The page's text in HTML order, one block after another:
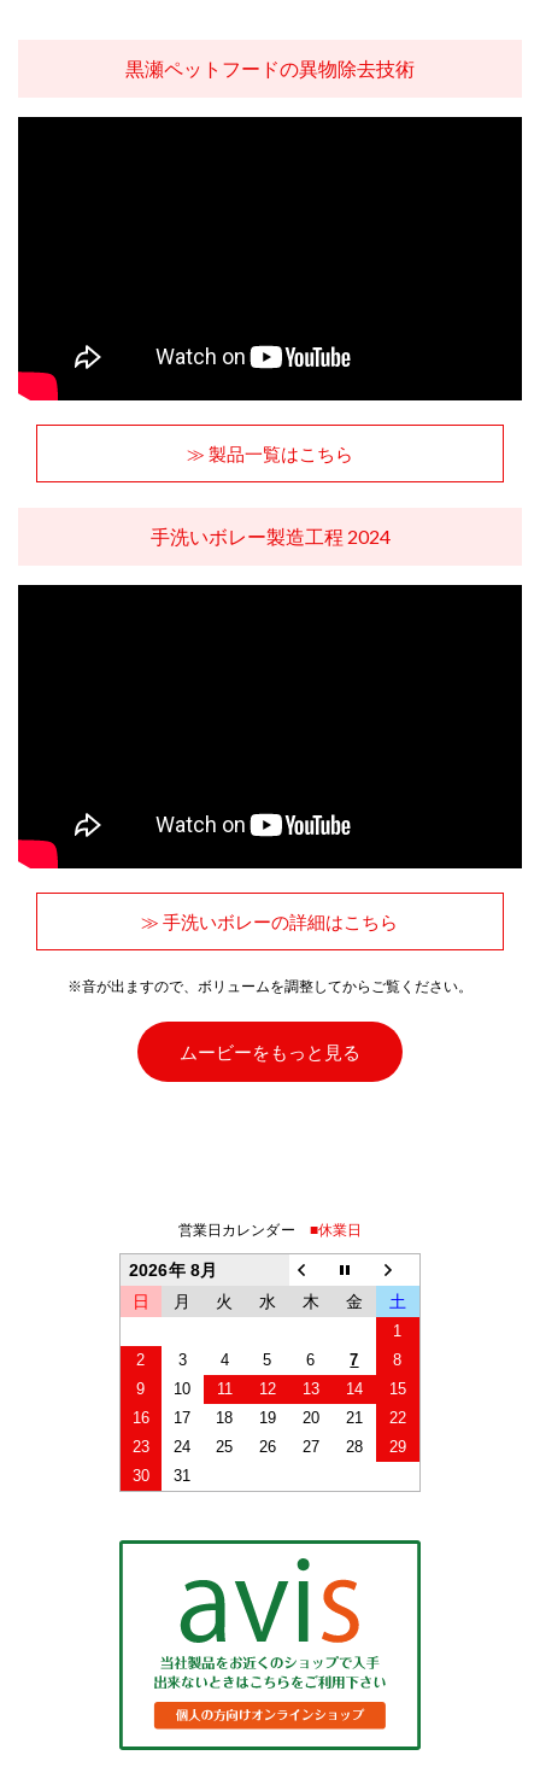
黒瀬ペットフードの異物除去技術
≫ 製品一覧はこちら
手洗いボレー製造工程 2024
≫ 手洗いボレーの詳細はこちら
※音が出ますので、ボリュームを調整してからご覧ください。
ムービーをもっと見る
営業日カレンダー ■休業日
2026年 8月
日
月 火 水 木 金 土
1
2
3 4 5 6 7
8
9
10 11 12 13 14
15
16
17 18 19 20 21
22
23
24 25 26 27 28
29
30
31